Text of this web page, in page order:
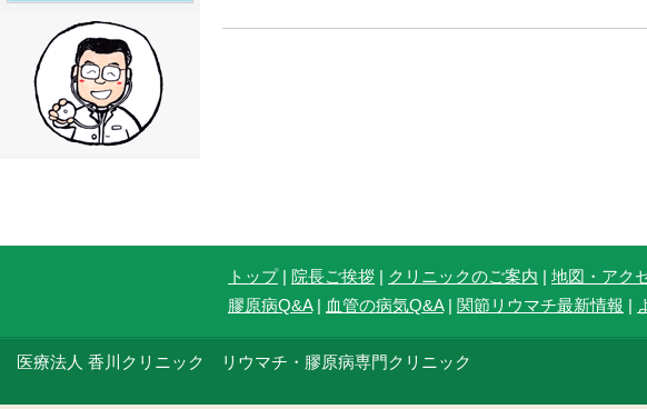
トップ| 院長ご挨拶 | クリニックのご案内 | 地図・アク
膠原病Q&A| 血管の病気Q&A| 関節リウマチ最新情報 |
医療法人 香川クリニック リウマチ・膠原病専門クリニック